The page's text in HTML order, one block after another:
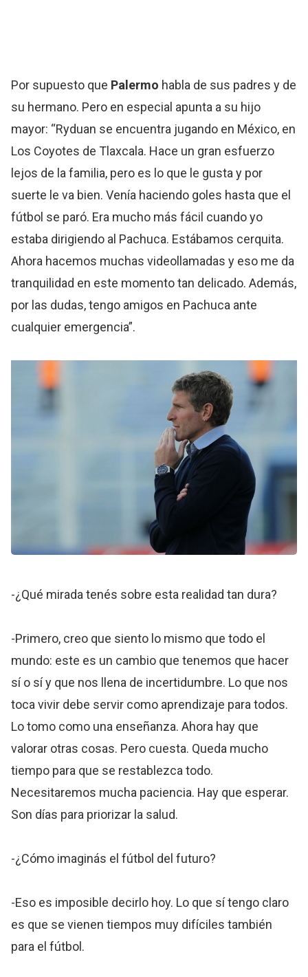
Por supuesto que Palermo habla de sus padres y de
su hermano. Pero en especial apunta a su hijo
mayor: “Ryduan se encuentra jugando en México, en
Los Coyotes de Tlaxcala. Hace un gran esfuerzo
lejos de la familia, pero es lo que le gusta y por
suerte le va bien. Venía haciendo goles hasta que el
fútbol se paró. Era mucho más fácil cuando yo
estaba dirigiendo al Pachuca. Estábamos cerquita.
Ahora hacemos muchas videollamadas y eso me da
tranquilidad en este momento tan delicado. Además,
por las dudas, tengo amigos en Pachuca ante
cualquier emergencia”.
-¿Qué mirada tenés sobre esta realidad tan dura?
-Primero, creo que siento lo mismo que todo el
mundo: este es un cambio que tenemos que hacer
sí o sí y que nos llena de incertidumbre. Lo que nos
toca vivir debe servir como aprendizaje para todos.
Lo tomo como una enseñanza. Ahora hay que
valorar otras cosas. Pero cuesta. Queda mucho
tiempo para que se restablezca todo.
Necesitaremos mucha paciencia. Hay que esperar.
Son días para priorizar la salud.
-¿Cómo imaginás el fútbol del futuro?
-Eso es imposible decirlo hoy. Lo que sí tengo claro
es que se vienen tiempos muy difíciles también
para el fútbol.